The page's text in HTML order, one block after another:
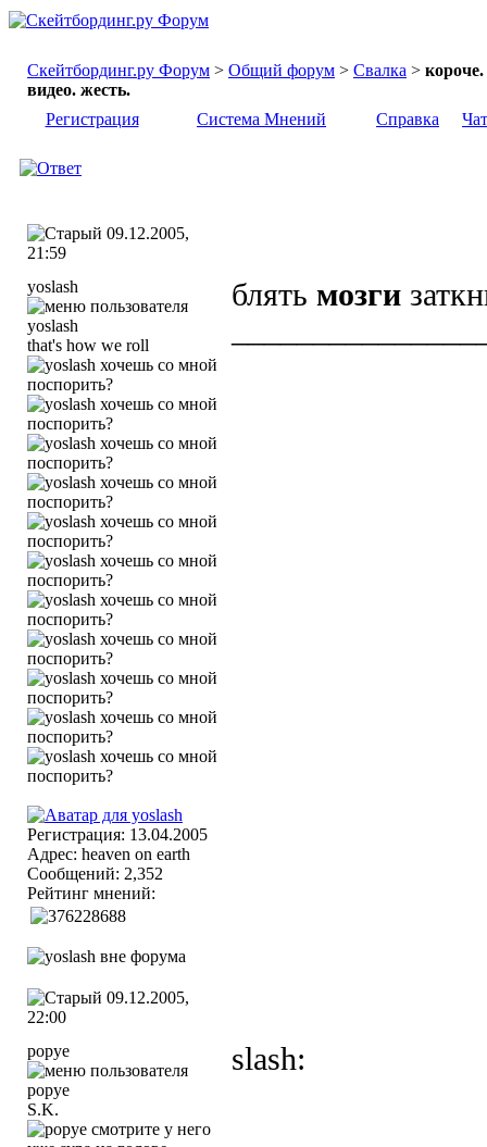
Скейтбординг.ру Форум > Общий форум > Свалка > короче.
видео. жесть.
Регистрация
Система Мнений Справка Чат
09.12.2005,
21:59
yoslash
that's how we roll
Регистрация: 13.04.2005
Адрес: heaven on earth
Сообщений: 2,352
Рейтинг мнений:
блять мозги
09.12.2005,
22:00
popye
S.K.
slash: